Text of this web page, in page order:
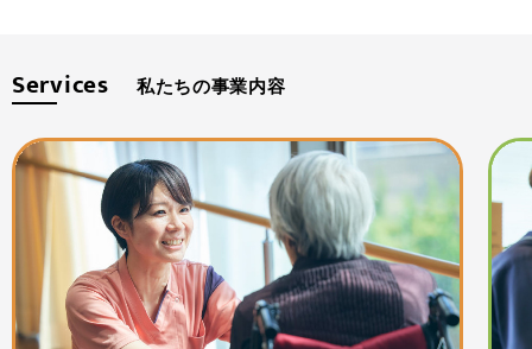
Services 私たちの事業内容